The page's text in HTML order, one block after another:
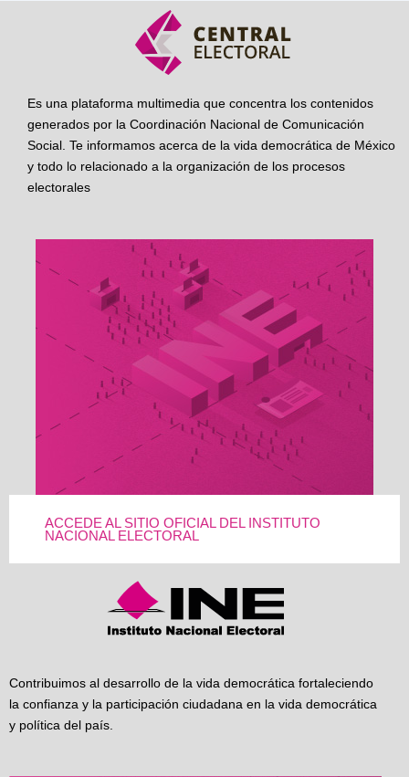
Es una plataforma multimedia que concentra los contenidos
generados por la Coordinación Nacional de Comunicación
Social. Te informamos acerca de la vida democrática de México
y todo lo relacionado a la organización de los procesos
electorales
ACCEDE AL SITIO OFICIAL DEL INSTITUTO
NACIONAL ELECTORAL
Contribuimos al desarrollo de la vida democrática fortaleciendo
la confianza y la participación ciudadana en la vida democrática
y política del país.